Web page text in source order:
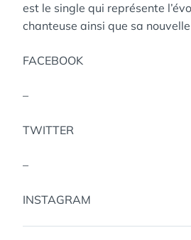
est le single qui représente
chanteuse ainsi que sa
FACEBOOK
–
TWITTER
–
INSTAGRAM